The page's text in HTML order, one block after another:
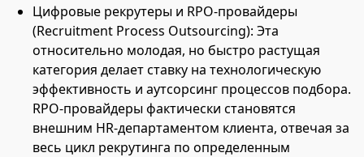
Цифровые рекрутеры и RPO-провайдеры
(Recruitment Process Outsourcing): Эта
относительно молодая, но быстро растущая
категория делает ставку на технологическую
эффективность и аутсорсинг процессов подбора.
RPO-провайдеры фактически становятся
внешним HR-департаментом клиента, отвечая за
весь цикл рекрутинга по определенным